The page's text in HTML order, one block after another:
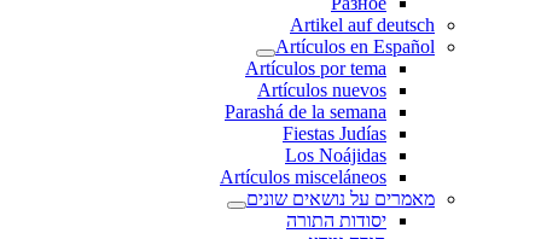
Artikel auf deutsch
Artículos en Español
Artículos por tema
Artículos nuevos
Parashá de la semana
Fiestas Judías
Los Noájidas
Artículos misceláneos
מאמרים על נושאים שונים
יסודות התורה